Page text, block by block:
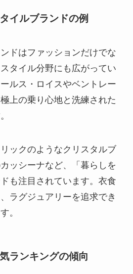
イルブランドの例
ドはファッションだけでな
タイル分野にも広がってい
ルス・ロイスやベントレー
上の乗り心地と洗練された
ックのようなクリスタルブ
ッシーナなど、「暮らしを
も注目されています。衣食
ラグジュアリーを追求でき
。
ランキングの傾向